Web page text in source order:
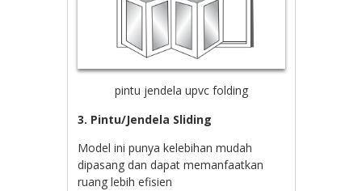
pintu jendela upvc folding
3. Pintu/Jendela Sliding
Model ini punya kelebihan mudah
dipasang dan dapat memanfaatkan
ruang lebih efisien